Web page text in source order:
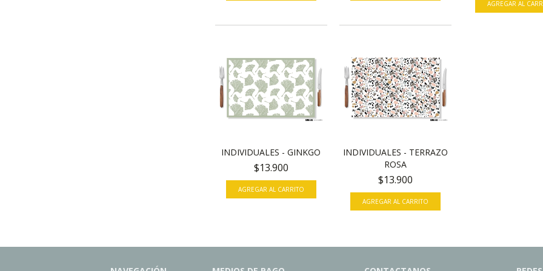
AGREGAR AL
INDIVIDUALES - GINKGO
$13.900
AGREGAR AL CARRITO
INDIVIDUALES - TERRAZO
ROSA
$13.900
AGREGAR AL CARRITO